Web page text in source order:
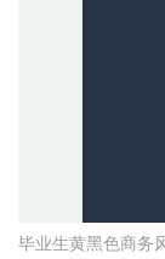
毕业生黄黑色商务